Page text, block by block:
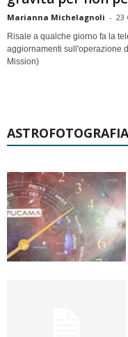
Marianna Michelagnoli - 23
Risale a qualche giorno fa la
aggiornamenti sull'operazione
Mission)
ASTROFOTOGRAFIA